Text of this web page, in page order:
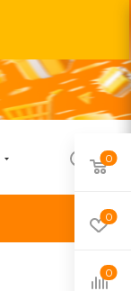
ВОЙТИ
0
0
0